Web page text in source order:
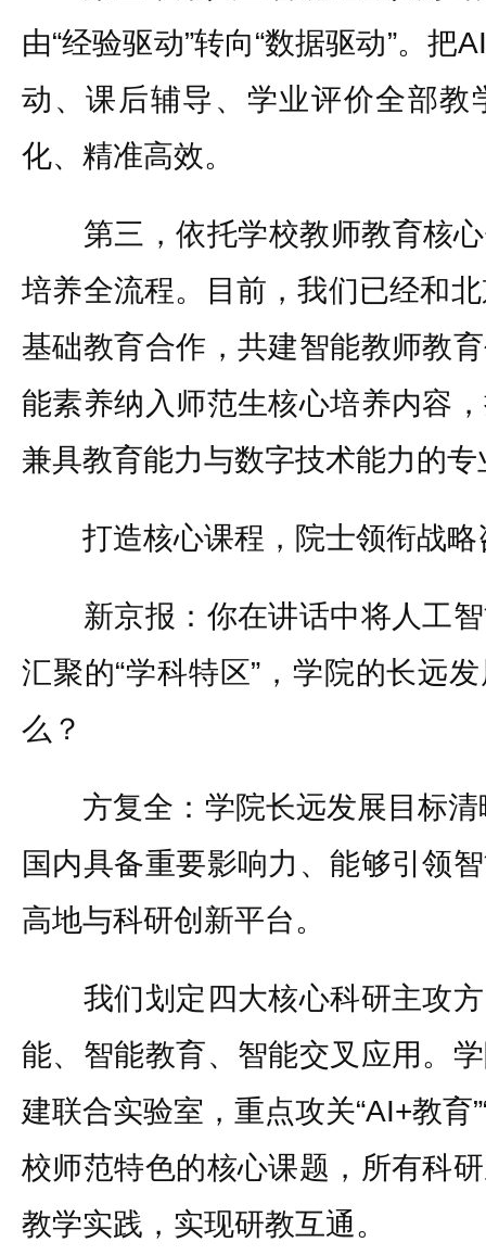
由“经验驱动”转向“数据驱动”。把
动、课后辅导、学业评价全部教
化、精准高效。
第三，依托学校教师教育核心
培养全流程。目前，我们已经和
基础教育合作，共建智能教师教
能素养纳入师范生核心培养内容
兼具教育能力与数字技术能力的
打造核心课程，院士领衔战略
新京报：你在讲话中将人工智
汇聚的“学科特区”，学院的长远
么？
方复全：学院长远发展目标清
国内具备重要影响力、能够引领
高地与科研创新平台。
我们划定四大核心科研主攻方
能、智能教育、智能交叉应用。
建联合实验室，重点攻关“AI+教育
校师范特色的核心课题，所有科
教学实践，实现研教互通。